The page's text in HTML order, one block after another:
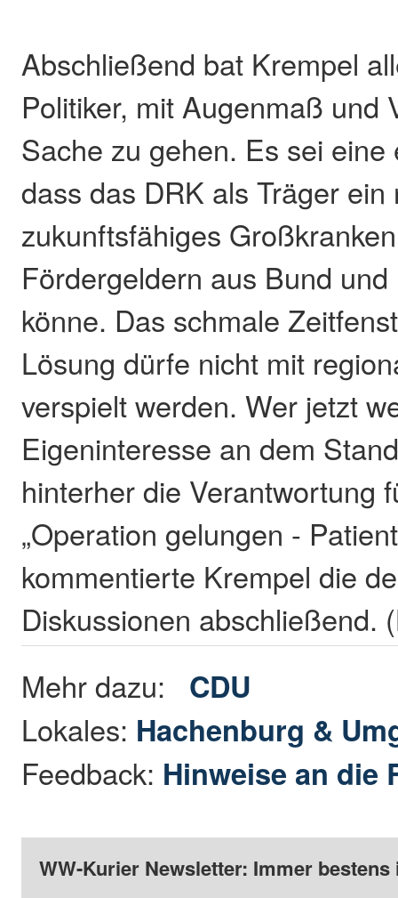
Abschließend bat Krempel
Politiker, mit Augenmaß und
Sache zu gehen. Es sei
dass das DRK als Träger ein
zukunftsfähiges
Fördergeldern aus Bund
könne. Das schmale
Lösung dürfe nicht mit
verspielt werden. Wer jetzt
Eigeninteresse an dem
hinterher die Verantwortung
„Operation gelungen -
kommentierte Krempel die
Diskussionen abschließend.
Mehr dazu: CDU
Lokales: Hachenburg &
Feedback: Hinweise an die
WW-Kurier Newsletter: Immer